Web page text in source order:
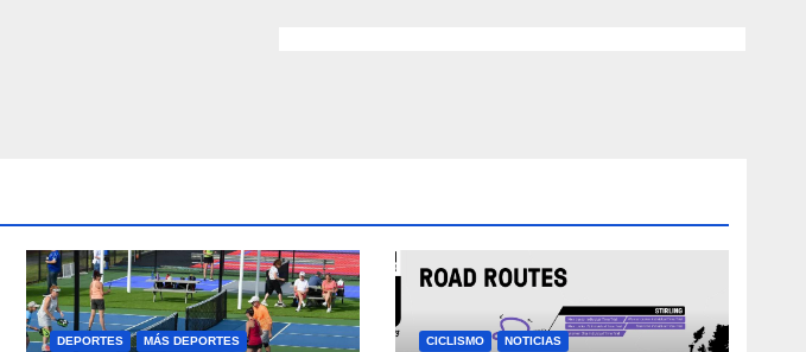
DEPORTES MÁS DEPORTES CICLISMO NOTICIAS